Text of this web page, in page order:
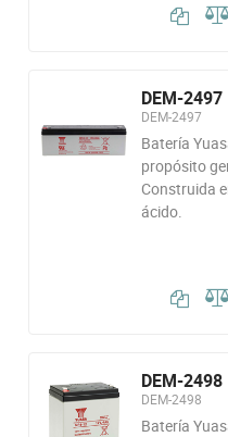
DEM-2497
DEM-2497
Batería
propósito
Construida
ácido.
DEM-2498
DEM-2498
Batería